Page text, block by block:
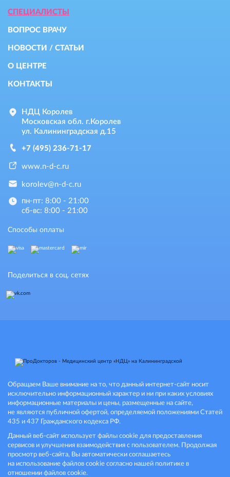
СПЕЦИАЛИСТЫ
ВОПРОС ВРАЧУ
НОВОСТИ / СТАТЬИ
О ЦЕНТРЕ
КОНТАКТЫ
НДЦ Королев
Московская обл. г.Королев
ул. Калининградская д.15
+7 (495) 236-71-17
www.n-d-c.ru
korolev@n-d-c.ru
пн-пт: 8:00 - 21:00
сб-вс: 8:00 - 21:00
Способы оплаты
Поделиться в соц. сетях
Обращаем Ваше внимание на то, что данный интернет-сайт носит
исключительно информационный характер и ни при каких условиях
информационные материалы и цены, размещенные на сайте,
не являются публичной офертой, определяемой положениями Статей
435 и 437 Гражданского кодекса РФ.
Данный веб-сайт использует файлы cookie для предоставления
сервисов и улучшения взаимодействия с пользователем. Продолжая
просмотр веб-сайта, Вы автоматически соглашаетесь
на использование файлов cookie согласно нашей политике в
отношении файлов cookie.